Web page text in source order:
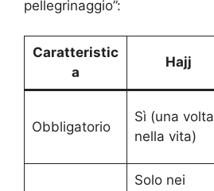
pellegrinaggio”:
Caratteristic
a
Hajj
Obbligatorio
Sì (una volta
nella vita)
Solo nei